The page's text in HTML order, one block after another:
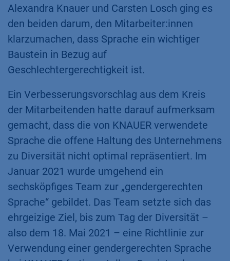
Alexandra Knauer und Carsten Losch ging es
den beiden darum, den Mitarbeiter:innen
klarzumachen, dass Sprache ein wichtiger
Baustein in Bezug auf
Geschlechtergerechtigkeit ist.
Ein Verbesserungsvorschlag aus dem Kreis
der Mitarbeitenden hatte darauf aufmerksam
gemacht, dass die von KNAUER verwendete
Sprache die offene Haltung des Unternehmens
zu Diversität nicht optimal repräsentiert. Im
Januar 2021 wurde umgehend ein
sechsköpfiges Team zur „gendergerechten
Sprache“ gebildet. Das Team setzte sich das
ehrgeizige Ziel, bis zum Tag der Diversität –
also dem 18. Mai 2021 – eine Richtlinie zur
Verwendung einer gendergerechten Sprache